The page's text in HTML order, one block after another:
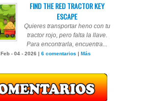
FIND THE RED TRACTOR KEY
ESCAPE
Quieres transportar heno con tu
tractor rojo, pero falta la llave.
Para encontrarla, encuentra...
Feb - 04 - 2026 | 6 comentarios | Más